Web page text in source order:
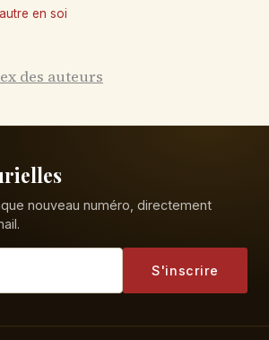
en soi
des auteurs
nouveau numéro, directement
S'inscrire